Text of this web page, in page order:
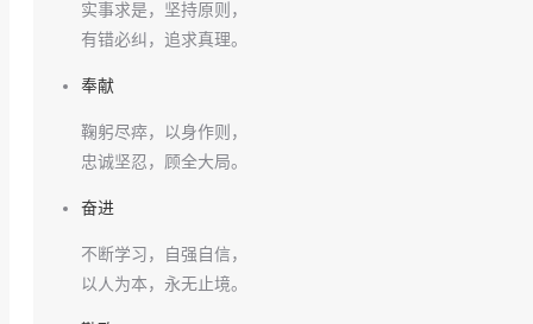
实事求是，坚持原则，
有错必纠，追求真理。
奉献
鞠躬尽瘁，以身作则，
忠诚坚忍，顾全大局。
奋进
不断学习，自强自信，
以人为本，永无止境。